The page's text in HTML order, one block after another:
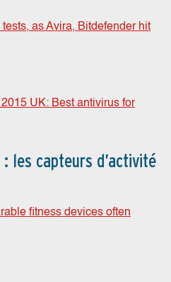
as Avira, Bitdefender hit
UK: Best antivirus for
les capteurs d’activité
fitness devices often